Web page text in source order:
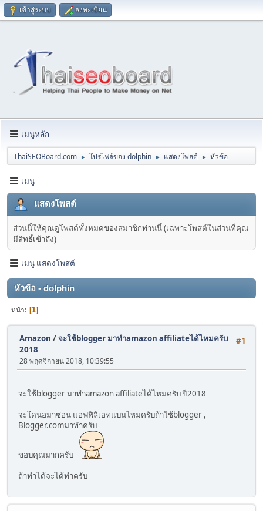
เข้าสู่ระบบ ลงทะเบียน
เมนูหลัก
ThaiSEOBoard.com ► โปรไฟล์ของ dolphin ► แสดงโพสต์ ► หัวข้อ
เมนู
แสดงโพสต์
ส่วนนี้ให้คุณดูโพสต์ทั้งหมดของสมาชิกท่านนี้ (เฉพาะโพสต์ในส่วนที่คุณ
มีสิทธิ์เข้าถึง)
เมนู แสดงโพสต์
หัวข้อ - dolphin
หน้า 1
#1
Amazon /จะใช้blogger มาทำamazon affiliateได้ไหมครับ
2018
28 พฤศจิกายน 2018, 10:39:55
จะใช้blogger มาทำamazon affiliateได้ไหมครับ ปี2018
จะโดนอมาซอน แอฟฟิลิเอทแบนไหมครับถ้าใช้blogger ,
Blogger.comมาทำครับ
ขอบคุณมากครับ
ถ้าทำได้จะได้ทำครับ